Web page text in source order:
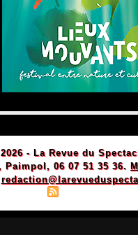
- La Revue du
Paimpol, 06 07 51 35 36.